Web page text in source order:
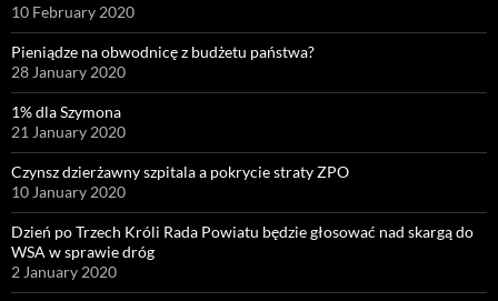
10 February 2020
Pieniądze na obwodnicę z budżetu państwa?
28 January 2020
1% dla Szymona
21 January 2020
Czynsz dzierżawny szpitala a pokrycie straty ZPO
10 January 2020
Dzień po Trzech Króli Rada Powiatu będzie głosować nad skargą do
WSA w sprawie dróg
2 January 2020